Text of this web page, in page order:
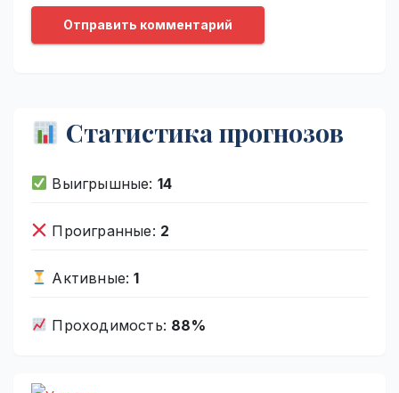
Статистика прогнозов
Выигрышные: 14
Проигранные: 2
Активные:1
Проходимость: 88%